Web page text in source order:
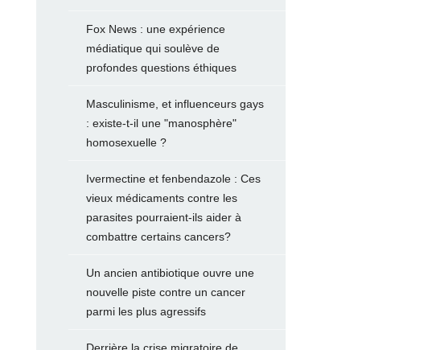
Fox News : une expérience
médiatique qui soulève de
profondes questions éthiques
Masculinisme, et influenceurs gays
: existe-t-il une "manosphère"
homosexuelle ?
Ivermectine et fenbendazole : Ces
vieux médicaments contre les
parasites pourraient-ils aider à
combattre certains cancers?
Un ancien antibiotique ouvre une
nouvelle piste contre un cancer
parmi les plus agressifs